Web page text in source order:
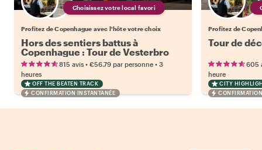
Choisissez votre local favori
Profitez de Copenhague avec l'hôte votre choix
Hors des sentiers battus à
Copenhague : Tour de Vesterbro
815 avis • €56.79 par personne • 3
heures
OFF THE BEATEN TRACK
CONFIRMATION INSTANTANÉE
Profitez de
Tour de
605
heure
CITY